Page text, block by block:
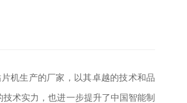
机生产的厂家，以其卓越的技术和品
术实力，也进一步提升了中国智能制